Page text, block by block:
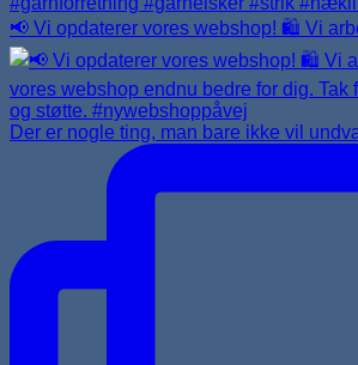
📢 Vi opdaterer vores webshop! 🛍️ Vi
Der er nogle ting, man bare ikke vil